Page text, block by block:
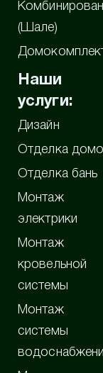
(Шале)
Наши
услуги:
Дизайн
Отделка
Отделка бань
Монтаж
электрики
Монтаж
кровельной
системы
Монтаж
системы